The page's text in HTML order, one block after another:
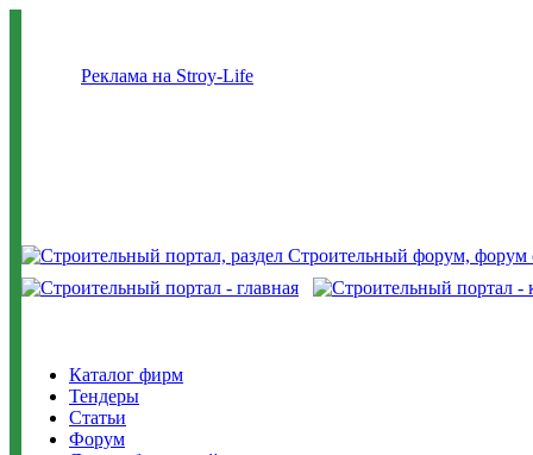
Реклама на Stroy-Life
Каталог фирм
Тендеры
Статьи
Форум